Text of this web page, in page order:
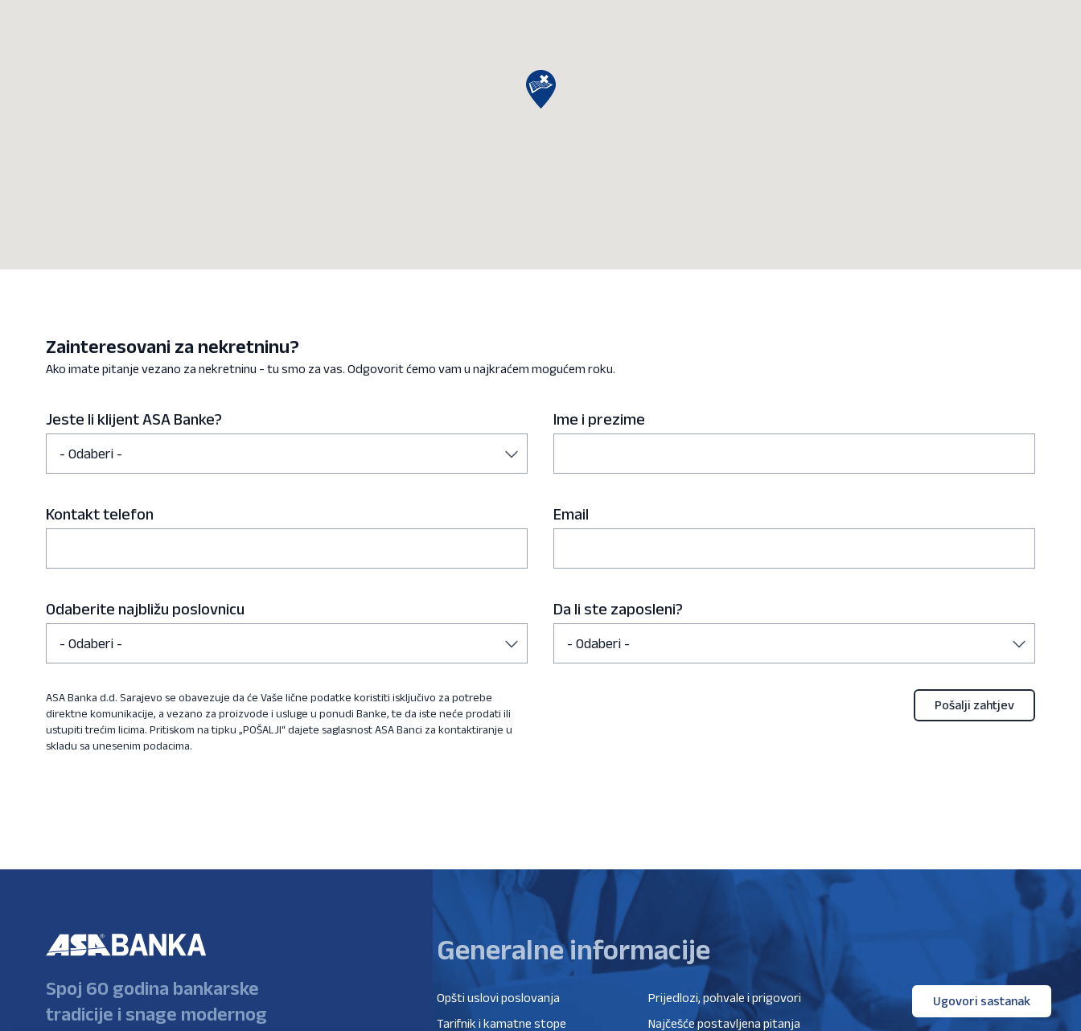
Zainteresovani za nekretninu?
Ako imate pitanje vezano za nekretninu - tu smo za vas. Odgovorit ćemo vam u najkraćem mogućem roku.
Jeste li klijent ASA Banke? Ime i prezime
Kontakt telefon Email
Odaberite najbližu poslovnicu Da li ste zaposleni?
ASA Banka d.d. Sarajevo se obavezuje da će Vaše lične podatke koristiti isključivo za potrebe
direktne komunikacije, a vezano za proizvode i usluge u ponudi Banke, te da iste neće prodati ili
ustupiti trećim licima. Pritiskom na tipku „POŠALJI“ dajete saglasnost ASA Banci za kontaktiranje u
skladu sa unesenim podacima.
Spoj 60 godina bankarske
tradicije i snage modernog
Generalne informacije
Opšti uslovi poslovanja
Tarifnik i kamatne stope
Prijedlozi, pohvale i prigovori
Najčešće postavljena pitanja
Ugovori sastanak